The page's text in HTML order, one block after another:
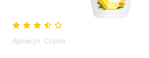
Артикул: Сорти